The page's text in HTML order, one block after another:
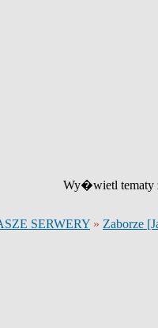
Wy�wietl tematy
SERWERY » Zaborze